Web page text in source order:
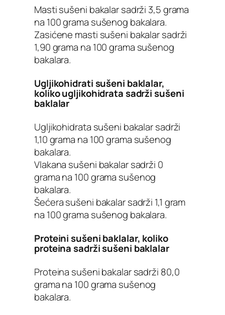
Masti sušeni bakalar sadrži 3,5 grama
na 100 grama sušenog bakalara.
Zasićene masti sušeni bakalar sadrži
1,90 grama na 100 grama sušenog
bakalara.
Ugljikohidrati sušeni baklalar,
koliko ugljikohidrata sadrži sušeni
baklalar
Ugljikohidrata sušeni bakalar sadrži
1,10 grama na 100 grama sušenog
bakalara.
Vlakana sušeni bakalar sadrži 0
grama na 100 grama sušenog
bakalara.
Šećera sušeni bakalar sadrži 1,1 gram
na 100 grama sušenog bakalara.
Proteini sušeni baklalar, koliko
proteina sadrži sušeni baklalar
Proteina sušeni bakalar sadrži 80,0
grama na 100 grama sušenog
bakalara.